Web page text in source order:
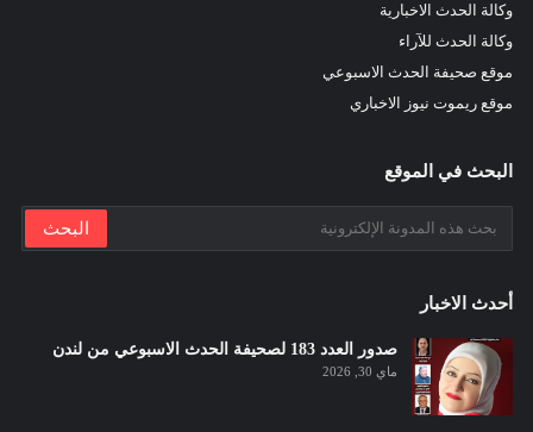
وكالة الحدث الاخبارية
وكالة الحدث للآراء
موقع صحيفة الحدث الاسبوعي
موقع ريموت نيوز الاخباري
البحث في الموقع
أحدث الاخبار
صدور العدد 183 لصحيفة الحدث الاسبوعي من لندن
ماي 30, 2026